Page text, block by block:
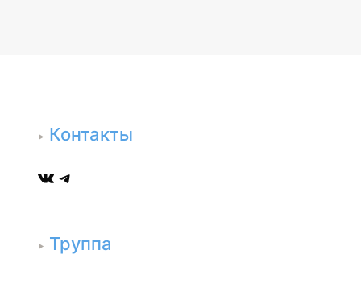
Контакты
ВКонтакте
Telegram
Труппа